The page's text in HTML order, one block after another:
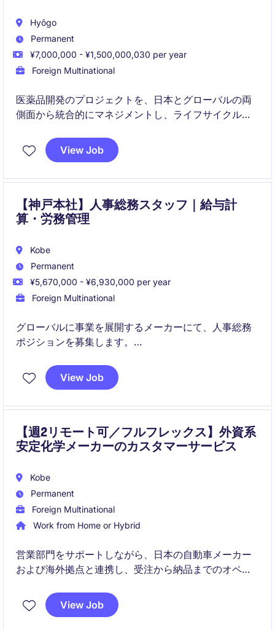
Hyōgo
Permanent
¥7,000,000 - ¥1,500,000,030 per year
Foreign Multinational
医薬品開発のプロジェクトを、日本とグローバルの両
側面から統合的にマネジメントし、ライフサイクル全
多くの専門家を巻き込みながら戦略立案と実行をリー
ドします。
View Job
【神戸本社】人事総務スタッフ｜給与計
算・労務管理
Kobe
Permanent
¥5,670,000 - ¥6,930,000 per year
Foreign Multinational
グローバルに事業を展開するメーカーにて、人事総務
ポジションを募集します。
く担当し、組織運営を支える重要な役割を担っていた
だきます。
View Job
【週2リモート可／フルフレックス】外資系
安定化学メーカーのカスタマーサービス
Kobe
Permanent
Foreign Multinational
Work from Home or Hybrid
営業部門をサポートしながら、日本の自動車メーカー
および海外拠点と連携し、受注から納品までのオペレ
グローバルチームと協働しながら、顧客ニーズに応え
View Job